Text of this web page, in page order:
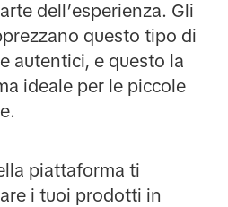
dell’esperienza. Gli
questo tipo di
autentici, e questo la
ideale per le piccole
piattaforma ti
i tuoi prodotti in